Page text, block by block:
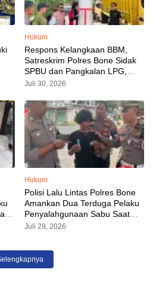
Hukum
Respons Kelangkaan BBM,
Satreskrim Polres Bone Sidak
SPBU dan Pangkalan LPG,
AKP Alvin Aji Imbau Pengelola
Tepat Sasaran
Juli 30, 2026
Hukum
Polisi Lalu Lintas Polres Bone
Amankan Dua Terduga Pelaku
Penyalahgunaan Sabu Saat
Razia Kendaraan
Juli 29, 2026